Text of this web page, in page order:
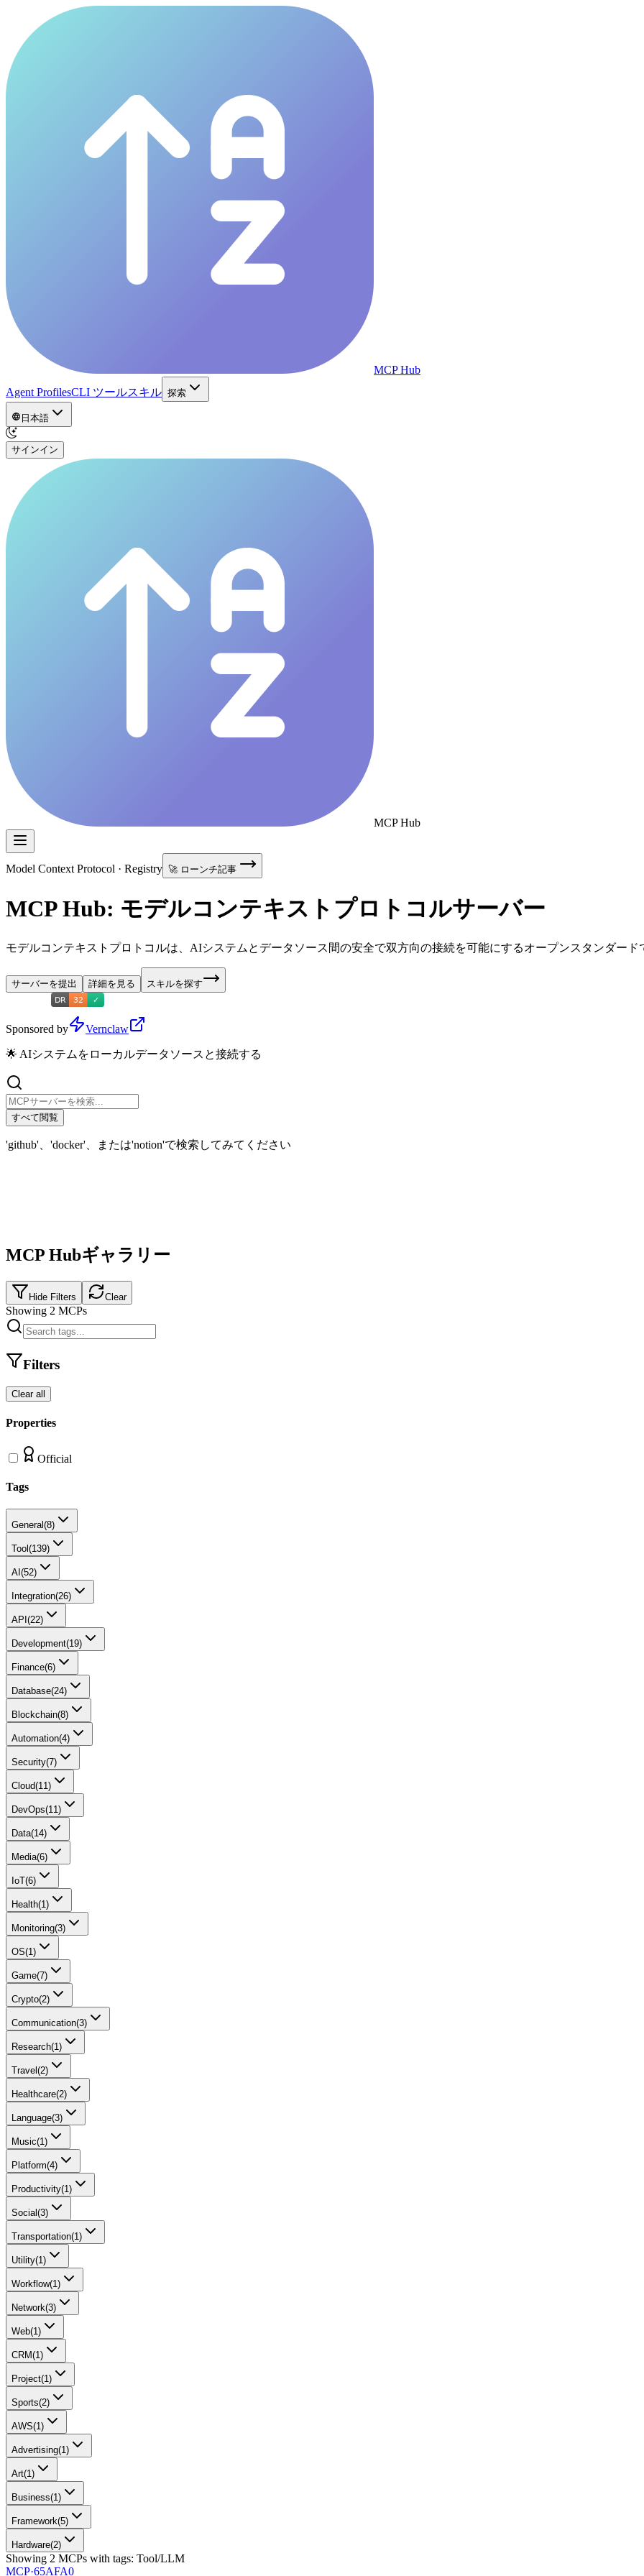
MCP Hub
Agent ProfilesCLI ツールスキル 探索
日本語
サインイン
MCP Hub
Model Context Protocol · Registry 🚀 ローンチ記事
MCP Hub: モデルコンテキストプロトコルサーバー
モデルコンテキストプロトコルは、AIシステムとデータソース間の安全で双方向の接続を可能にするオープンスタンダード
サーバーを提出 詳細を見る スキルを探す
Sponsored by Vernclaw
🌟 AIシステムをローカルデータソースと接続する
すべて閲覧
'github'、'docker'、または'notion'で検索してみてください
MCP Hubギャラリー
Hide Filters Clear
Showing 2 MCPs
Filters
Clear all
Properties
Official
Tags
General(8)
Tool (139)
AI (52)
Integration(26)
API (22)
Development(19)
Finance(6)
Database(24)
Blockchain(8)
Automation(4)
Security(7)
Cloud(11)
DevOps(11)
Data(14)
Media(6)
IoT(6)
Health(1)
Monitoring(3)
OS(1)
Game(7)
Crypto(2)
Communication(3)
Research(1)
Travel (2)
Healthcare(2)
Language(3)
Music(1)
Platform(4)
Productivity(1)
Social(3)
Transportation(1)
Utility(1)
Workflow(1)
Network(3)
Web(1)
CRM(1)
Project(1)
Sports(2)
AWS(1)
Advertising(1)
Art(1)
Business(1)
Framework(5)
Hardware(2)
Showing 2 MCPs with tags: Tool/LLM
MCP·65AFA0